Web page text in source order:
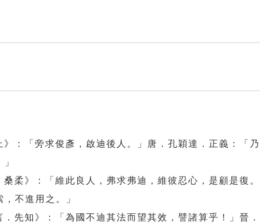
：「旁求俊彥，啟迪後人。」唐．孔穎達．正義：「
柔》：「維此良人，弗求弗迪，維彼忍心，是顧是復
不進用之。」
先知》：「為國不迪其法而望其效，譬諸算乎！」晉